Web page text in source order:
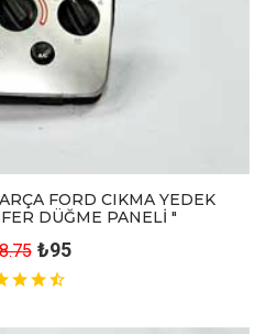
FORD CIKMA YEDEK
DÜĞME PANELİ "
₺95